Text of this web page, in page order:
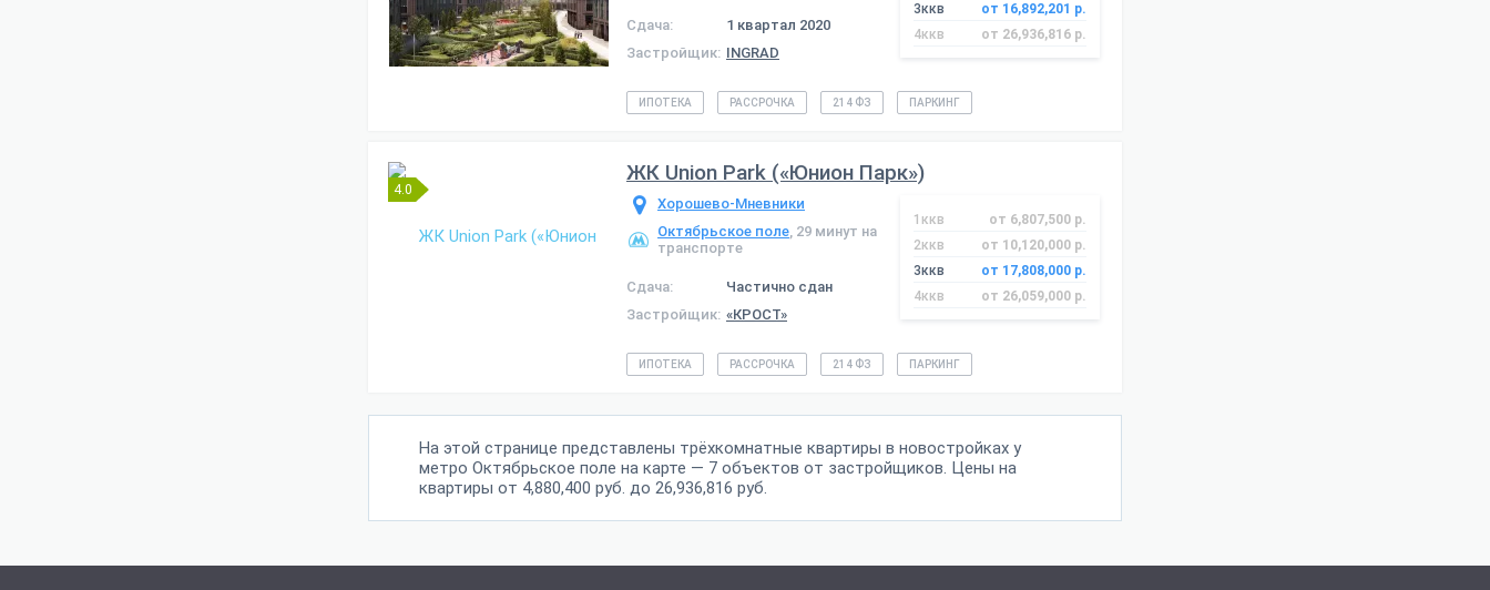
Сдача:
1 квартал 2020
Застройщик: INGRAD
3ккв
от 16,892,201 р.
4ккв
от 26,936,816 р.
ИПОТЕКА РАССРОЧКА 214 ФЗ ПАРКИНГ
4.0
ЖК Union Park («Юнион Парк»)
Хорошево-Мневники
Октябрьское поле, 29 минут на
транспорте
Сдача:
Частично сдан
Застройщик: «КРОСТ»
1ккв
от 6,807,500 р.
2ккв
от 10,120,000 р.
3ккв
от 17,808,000 р.
4ккв
от 26,059,000 р.
ИПОТЕКА РАССРОЧКА 214 ФЗ ПАРКИНГ
На этой странице представлены трёхкомнатные квартиры в новостройках у
метро Октябрьское поле на карте — 7 объектов от застройщиков. Цены на
квартиры от 4,880,400 руб. до 26,936,816 руб.